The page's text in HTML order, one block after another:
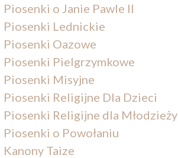
Piosenki o Janie Pawle II
Piosenki Lednickie
Piosenki Oazowe
Piosenki Pielgrzymkowe
Piosenki Misyjne
Piosenki Religijne Dla Dzieci
Piosenki Religijne dla Młodzieży
Piosenki o Powołaniu
Kanony Taize